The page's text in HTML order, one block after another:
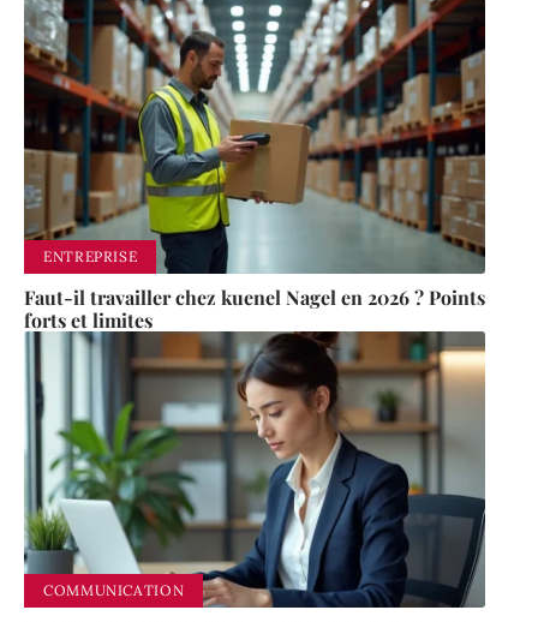
ENTREPRISE
Faut-il travailler chez kuenel Nagel en 2026 ? Points
forts et limites
COMMUNICATION